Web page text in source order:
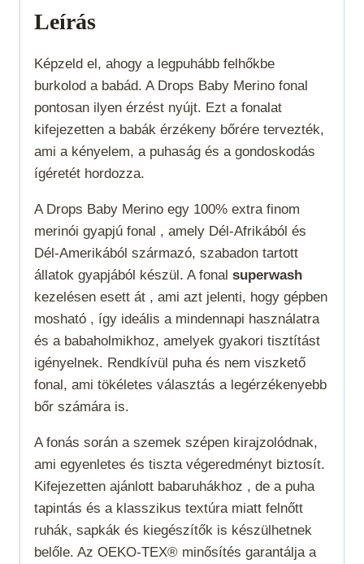
mennyiség
Leírás
Képzeld el, ahogy a legpuhább felhőkbe
burkolod a babád. A Drops Baby Merino fonal
pontosan ilyen érzést nyújt. Ezt a fonalat
kifejezetten a babák érzékeny bőrére tervezték,
ami a kényelem, a puhaság és a gondoskodás
ígéretét hordozza.
A Drops Baby Merino egy 100% extra finom
merinói gyapjú fonal , amely Dél-Afrikából és
Dél-Amerikából származó, szabadon tartott
állatok gyapjából készül. A fonal superwash
kezelésen esett át , ami azt jelenti, hogy gépben
mosható , így ideális a mindennapi használatra
és a babaholmikhoz, amelyek gyakori tisztítást
igényelnek. Rendkívül puha és nem viszkető
fonal, ami tökéletes választás a legérzékenyebb
bőr számára is.
A fonás során a szemek szépen kirajzolódnak,
ami egyenletes és tiszta végeredményt biztosít.
Kifejezetten ajánlott babaruhákhoz , de a puha
tapintás és a klasszikus textúra miatt felnőtt
ruhák, sapkák és kiegészítők is készülhetnek
belőle. Az OEKO-TEX® minősítés garantálja a